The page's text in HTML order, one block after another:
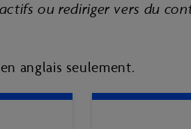
ou rediriger vers du
anglais seulement.